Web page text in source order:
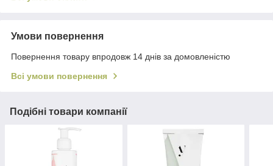
Умови повернення
Повернення товару впродовж 14 днів за домовленістю
Всі умови повернення
Подібні товари компанії